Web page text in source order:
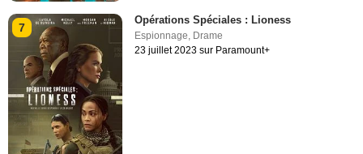
7
Opérations Spéciales : Lioness
Espionnage, Drame
23 juillet 2023 sur Paramount+